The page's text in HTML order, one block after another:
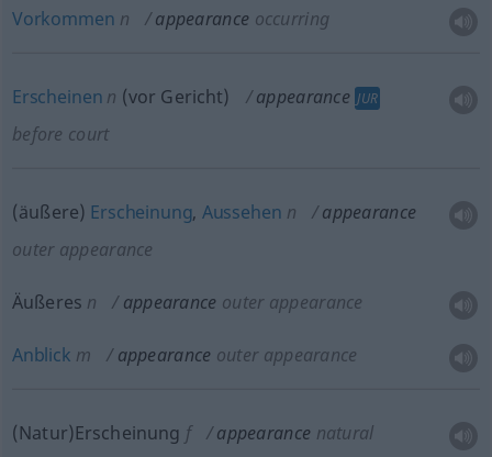
Vorkommen n appearance occurring
Erscheinen n (vor Gericht) appearance JUR
before court
(äußere) Erscheinung, Aussehen n
appearance
outer appearance
Äußeres n appearance outer appearance
Anblick m appearance outer appearance
(Natur)Erscheinung f appearance natural